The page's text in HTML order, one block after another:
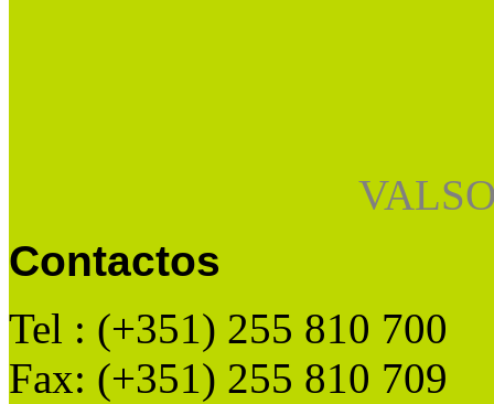
Contactos
Tel : (+351) 255 810 700
Fax: (+351) 255 810 709